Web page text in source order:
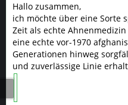
Hallo zusammen,
ich möchte über eine Sorte
Zeit als echte
eine echte vor-1970
Generationen hinweg
und zuverlässige Linie